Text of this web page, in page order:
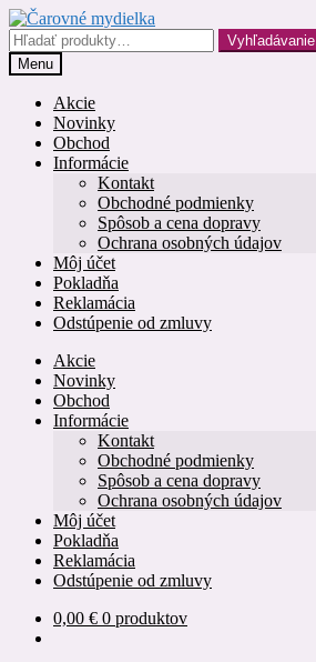
Preskočiť
na
navigáciu
Preskočiť
na
obsah
Hľadať:
Vyhľadávanie
Menu
Akcie
Novinky
Obchod
Informácie
Kontakt
Obchodné podmienky
Spôsob a cena dopravy
Ochrana osobných údajov
Môj účet
Pokladňa
Reklamácia
Odstúpenie od zmluvy
Akcie
Novinky
Obchod
Informácie
Kontakt
Obchodné podmienky
Spôsob a cena dopravy
Ochrana osobných údajov
Môj účet
Pokladňa
Reklamácia
Odstúpenie od zmluvy
0,00 € 0 produktov